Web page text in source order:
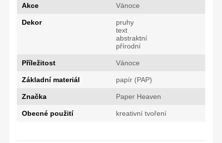
Akce Vánoce
Dekor
pruhy
text
abstraktní
přírodní
Příležitost Vánoce
Základní materiál papír (PAP)
Značka Paper Heaven
Obecné použití kreativní tvoření